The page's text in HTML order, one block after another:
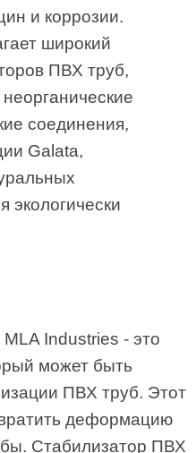
и коррозии.
широкий
ПВХ труб,
соединения,
Galata,
экологически
Industries - это
может быть
ПВХ труб. Этот
деформацию
Стабилизатор ПВХ